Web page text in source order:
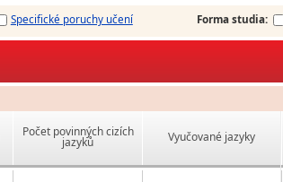
Specifické poruchy učení Forma studia:
Počet povinných cizích
jazyků Vyučované jazyky